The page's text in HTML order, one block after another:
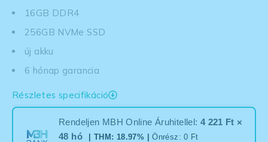
16GB DDR4
256GB NVMe SSD
új akku
6 hónap garancia
Részletes specifikáció
Rendeljen MBH Online Áruhitellel: 4 221 Ft ×
48 hó
| THM: 18.97% |Önrész: 0 Ft